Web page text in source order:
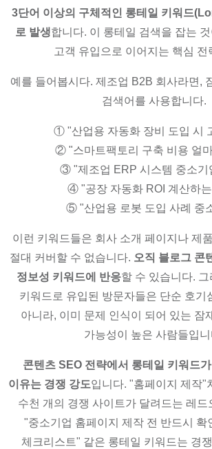
3단어 이상의 구체적인 롱테일 키워드
로 발생합니다. 이 롱테일 검색을 잡는
고객 유입으로 이어지는 핵심 전
예를 들어봅시다. 제조업 B2B 회사라면,
검색어를 사용합니다.
① "산업용 자동화 장비 도입 시
② "스마트팩토리 구축 비용 얼
③ "제조업 ERP 시스템 중소기
④ "공장 자동화 ROI 계산하
⑤ "산업용 로봇 도입 사례 중
이런 키워드들은 회사 소개 페이지나 제
절대 커버할 수 없습니다. 오직 블로그 콘
정보성 키워드에 반응할 수 있습니다.
키워드로 유입된 방문자들은 단순 호기
아니라, 이미 문제 인식이 되어 있는 잠
가능성이 높은 사람들입니
콘텐츠 SEO 전략에서 롱테일 키워드
이유는 경쟁 강도입니다. "홈페이지 제작"
수천 개의 경쟁 사이트가 달려드는 레드
"중소기업 홈페이지 제작 전 반드시 확
체크리스트" 같은 롱테일 키워드는 경